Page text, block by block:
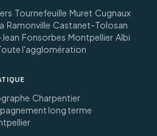
·Tournefeuille·Muret·Cugnaux·
·Ramonville·Castanet-Tolosan·
·Fonsorbes·Montpellier·Albi·
l'agglomération
·Charpentier·
long terme·